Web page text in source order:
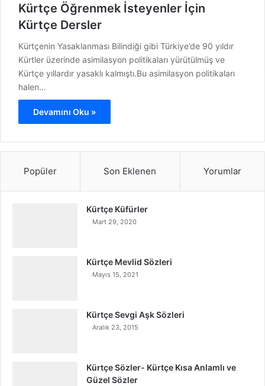
Kürtçe Öğrenmek İsteyenler İçin
Kürtçe Dersler
Kürtçenin Yasaklanması Bilindiği gibi Türkiye’de 90 yıldır
Kürtler üzerinde asimilasyon politikaları yürütülmüş ve
Kürtçe yıllardır yasaklı kalmıştı.Bu asimilasyon politikaları
halen…
Devamını Oku »
Popüler Son Eklenen Yorumlar
Kürtçe Küfürler
Mart 29, 2020
Kürtçe Mevlid Sözleri
Mayıs 15, 2021
Kürtçe Sevgi Aşk Sözleri
Aralık 23, 2015
Kürtçe Sözler- Kürtçe Kısa Anlamlı ve
Güzel Sözler